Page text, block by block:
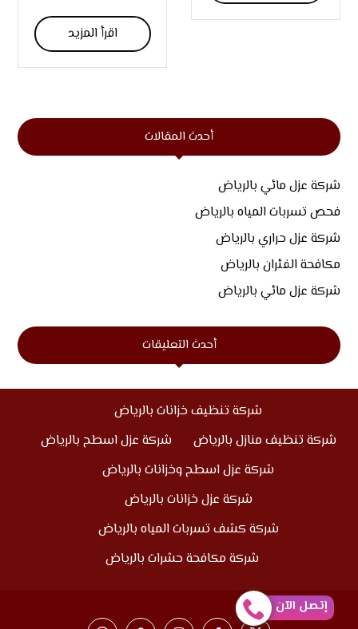
اقرأ المزيد
أحدث المقالات
شركة عزل مائي بالرياض
فحص تسربات المياه بالرياض
شركة عزل حراري بالرياض
مكافحة الفئران بالرياض
شركة عزل مائي بالرياض
أحدث التعليقات
شركة تنظيف خزانات بالرياض
شركة تنظيف منازل بالرياض
شركة عزل اسطح بالرياض
شركة عزل اسطح وخزانات بالرياض
شركة عزل خزانات بالرياض
شركة كشف تسربات المياه بالرياض
شركة مكافحة حشرات بالرياض
إتصل الآن